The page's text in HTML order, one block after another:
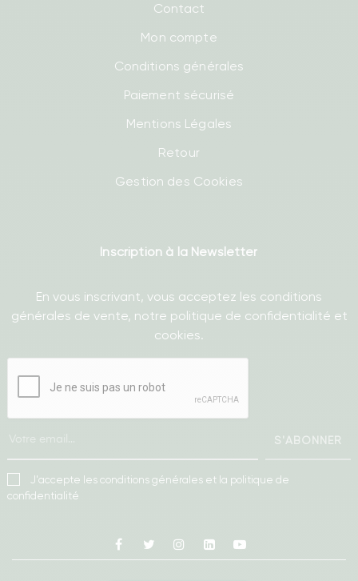
Contact
Mon compte
Conditions générales
Paiement sécurisé
Mentions Légales
Retour
Gestion des Cookies
Inscription à la Newsletter
En vous inscrivant, vous acceptez les conditions
générales de vente, notre politique de confidentialité et
cookies.
S'ABONNER
J'accepte les conditions générales et la politique de
confidentialité
Facebook
Twitter InstagramLinkedin